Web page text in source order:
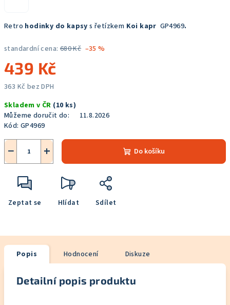
Retro hodinky do kapsys řetízkem Koi kapr GP4969.
standardní cena: 680 Kč –35 %
439 Kč
363 Kč bez DPH
cena:
Skladem v ČR (10 ks)
Můžeme doručit do:
11.8.2026
Kód: GP4969
+
− Do košíku
Zeptat se Hlídat Sdílet
Popis Hodnocení Diskuze
Detailní popis produktu